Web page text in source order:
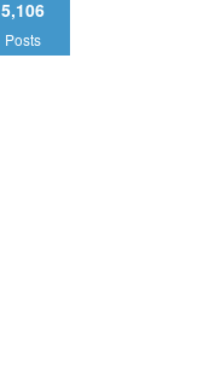
5,106
Posts